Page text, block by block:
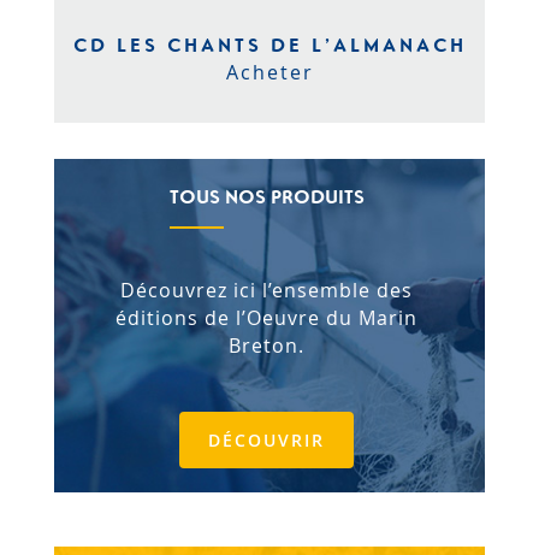
CD LES CHANTS DE L’ALMANACH
Acheter
TOUS NOS PRODUITS
Découvrez ici l’ensemble des
éditions de l’Oeuvre du Marin
Breton.
DÉCOUVRIR